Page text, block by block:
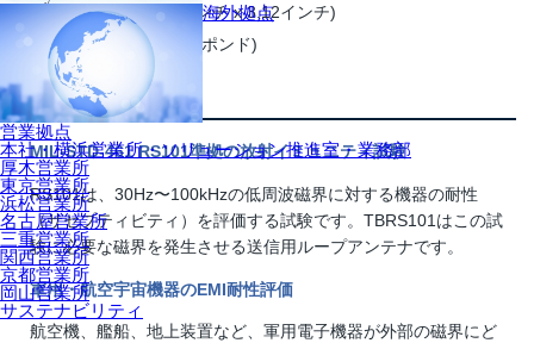
海外拠点
営業拠点
本社・横浜営業所・ソリューション推進室・業務部
厚木営業所
東京営業所
浜松営業所
名古屋営業所
三重営業所
関西営業所
京都営業所
岡山営業所
サステナビリティ
インチ x 2.13インチ x 3.12インチ)
重量:0.1 kg(0.22ポンド)
アプリケーション
MIL-STD-461 RS101準拠の放射イミュニティ試験
RS101は、30Hz〜100kHzの低周波磁界に対する機器の耐性
（サセプティビティ）を評価する試験です。TBRS101はこの試
験に必要な磁界を発生させる送信用ループアンテナです。
軍用・航空宇宙機器のEMI耐性評価
航空機、艦船、地上装置など、軍用電子機器が外部の磁界にど